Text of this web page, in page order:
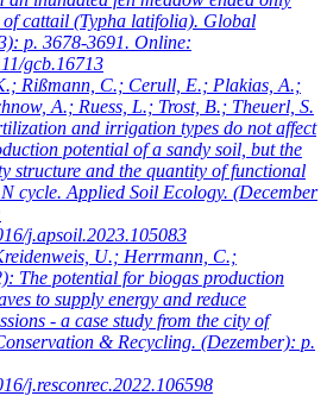
of cattail (Typha latifolia). Global
p. 3678-3691. Online:
gcb.16713
Rißmann, C.; Cerull, E.; Plakias, A.;
A.; Ruess, L.; Trost, B.; Theuerl, S.
and irrigation types do not affect
potential of a sandy soil, but the
structure and the quantity of functional
cycle. Applied Soil Ecology. (December
j.apsoil.2023.105083
U.; Herrmann, C.;
The potential for biogas production
to supply energy and reduce
- a case study from the city of
& Recycling. (Dezember): p.
j.resconrec.2022.106598